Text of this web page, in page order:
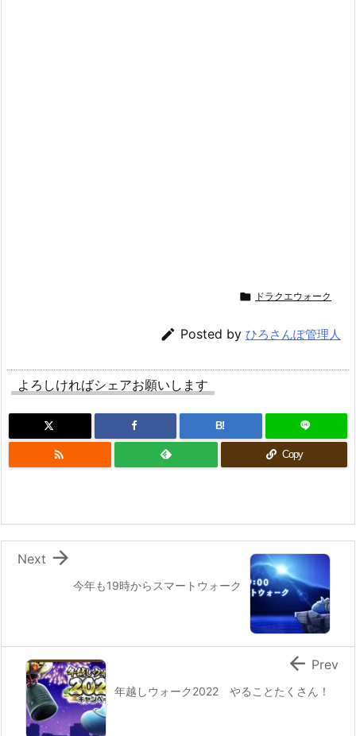
 ドラクエウォーク
 Posted by ひろさんぽ管理人
よろしければシェアお願いします
B!
 Copy
今年も19時からスマートウォーク

Next
年越しウォーク2022 やることたくさん！
 Prev